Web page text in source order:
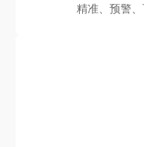
精准、预警